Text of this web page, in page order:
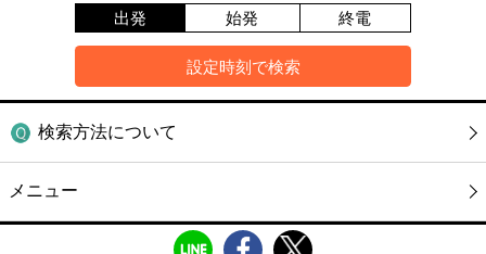
出発 始発 終電
検索方法について
メニュー